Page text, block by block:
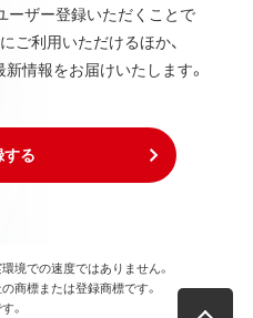
ーザー登録いただくことで
ご利用いただけるほか、
情報をお届けいたします。
る
境での速度ではありません。
商標または登録商標です。
。